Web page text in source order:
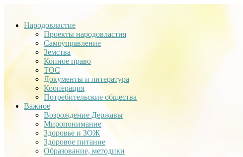
Народовластие
Проекты народовластия
Самоуправление
Земства
Копное право
ТОС
Документы и литература
Кооперация
Потребительские общества
Важное
Возрождение Державы
Миропонимание
Здоровье и ЗОЖ
Здоровое питание
Образование, методики